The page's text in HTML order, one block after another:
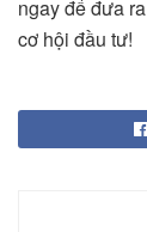
ngay để đưa
cơ hội đầu tư!